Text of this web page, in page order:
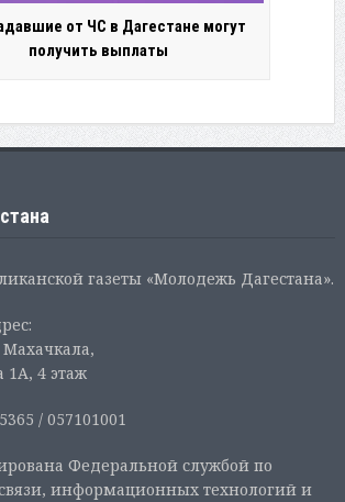
от ЧС в Дагестане могут
получить выплаты
газеты «Молодежь Дагестана».
1А, 4 этаж
/ 057101001
Федеральной службой по
информационных технологий и